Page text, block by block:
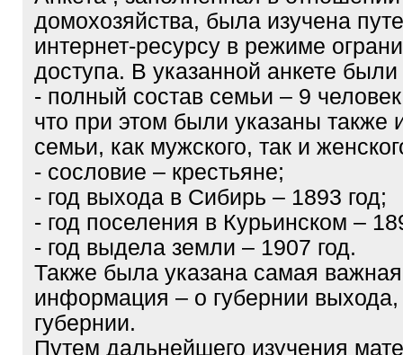
домохозяйства, была изучена
интернет-ресурсу в режиме
доступа. В указанной анкете
- полный состав семьи – 9
что при этом были указаны также
семьи, как мужского, так и
- сословие – крестьяне;
- год выхода в Сибирь – 1893 год;
- год поселения в Курьинском –
- год выдела земли – 1907 год.
Также была указана самая важная
информация – о губернии выхода,
губернии.
Путем дальнейшего изучения